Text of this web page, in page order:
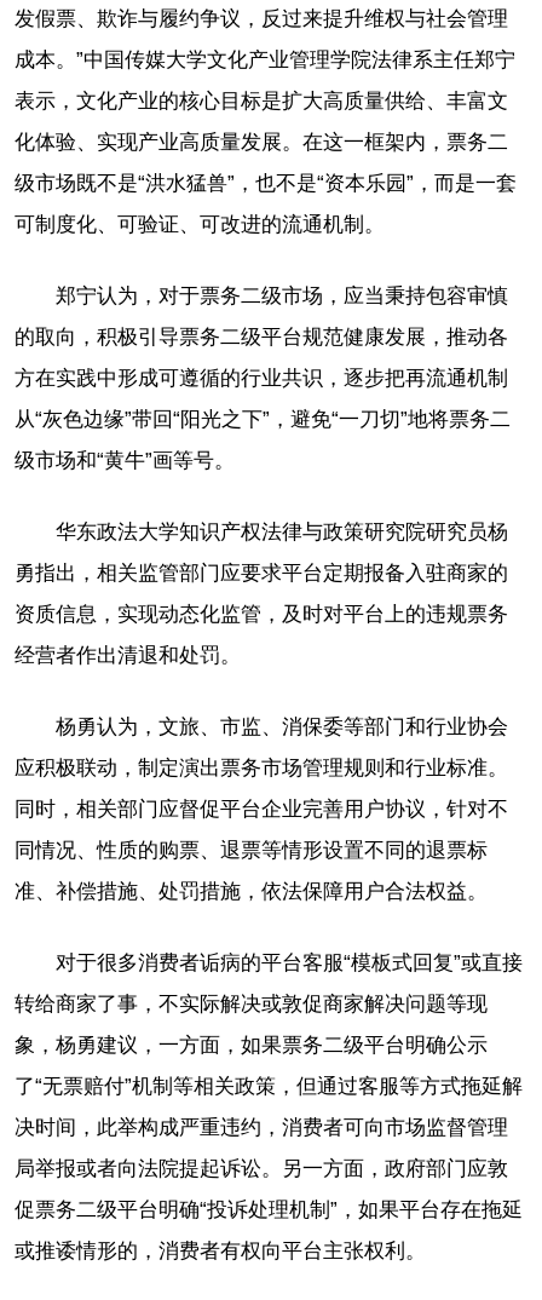
发假票、欺诈与履约争议，反过来提升维权与社会管理
成本。”中国传媒大学文化产业管理学院法律系主任郑宁
表示，文化产业的核心目标是扩大高质量供给、丰富文
化体验、实现产业高质量发展。在这一框架内，票务二
级市场既不是“洪水猛兽”，也不是“资本乐园”，而是一套
可制度化、可验证、可改进的流通机制。
郑宁认为，对于票务二级市场，应当秉持包容审慎
的取向，积极引导票务二级平台规范健康发展，推动各
方在实践中形成可遵循的行业共识，逐步把再流通机制
从“灰色边缘”带回“阳光之下”，避免“一刀切”地将票务二
级市场和“黄牛”画等号。
华东政法大学知识产权法律与政策研究院研究员杨
勇指出，相关监管部门应要求平台定期报备入驻商家的
资质信息，实现动态化监管，及时对平台上的违规票务
经营者作出清退和处罚。
杨勇认为，文旅、市监、消保委等部门和行业协会
应积极联动，制定演出票务市场管理规则和行业标准。
同时，相关部门应督促平台企业完善用户协议，针对不
同情况、性质的购票、退票等情形设置不同的退票标
准、补偿措施、处罚措施，依法保障用户合法权益。
对于很多消费者诟病的平台客服“模板式回复”或直接
转给商家了事，不实际解决或敦促商家解决问题等现
象，杨勇建议，一方面，如果票务二级平台明确公示
了“无票赔付”机制等相关政策，但通过客服等方式拖延解
决时间，此举构成严重违约，消费者可向市场监督管理
局举报或者向法院提起诉讼。另一方面，政府部门应敦
促票务二级平台明确“投诉处理机制”，如果平台存在拖延
或推诿情形的，消费者有权向平台主张权利。